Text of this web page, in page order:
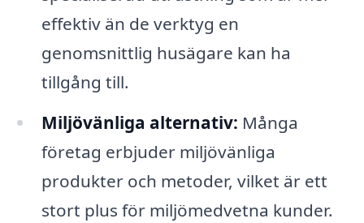
effektiv än de verktyg en
genomsnittlig husägare kan ha
tillgång till.
Miljövänliga alternativ: Många
företag erbjuder miljövänliga
produkter och metoder, vilket är ett
stort plus för miljömedvetna kunder.